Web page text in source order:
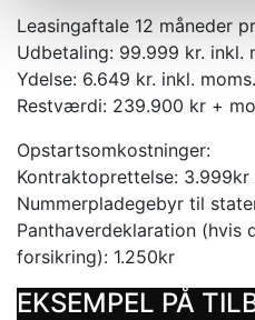
Leasingaftale 12 måneder
Udbetaling: 99.999 kr. inkl.
Ydelse: 6.649 kr. inkl. moms.
Restværdi: 239.900 kr +
Opstartsomkostninger:
Kontraktoprettelse: 3.999kr
Nummerpladegebyr til
Panthaverdeklaration (hvis
forsikring): 1.250kr
EKSEMPEL PÅ